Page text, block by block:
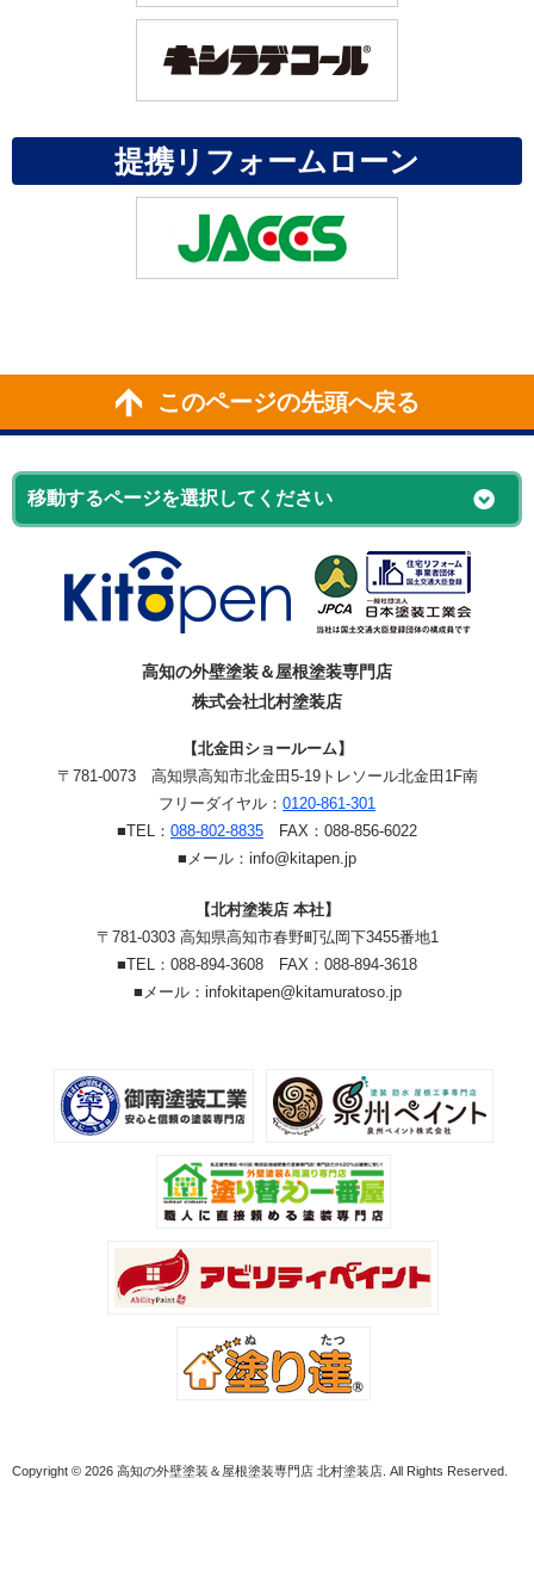
提携リフォームローン
このページの先頭へ戻る
高知の外壁塗装＆屋根塗装専門店
株式会社北村塗装店
【北金田ショールーム】
〒781-0073 高知県高知市北金田5-19トレソール北金田1F南
フリーダイヤル： 0120-861-301
■TEL： 088-802-8835 FAX：088-856-6022
■メール：info@kitapen.jp
【北村塗装店 本社】
〒781-0303 高知県高知市春野町弘岡下3455番地1
■TEL：088-894-3608 FAX：088-894-3618
■メール：infokitapen@kitamuratoso.jp
Copyright © 2026 高知の外壁塗装＆屋根塗装専門店 北村塗装店. All Rights Reserved.